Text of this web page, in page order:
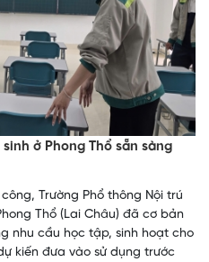
ở Phong Thổ sẵn sàng
Trường Phổ thông Nội trú
Thổ (Lai Châu) đã cơ bản
nhu cầu học tập, sinh hoạt cho
kiến đưa vào sử dụng trước